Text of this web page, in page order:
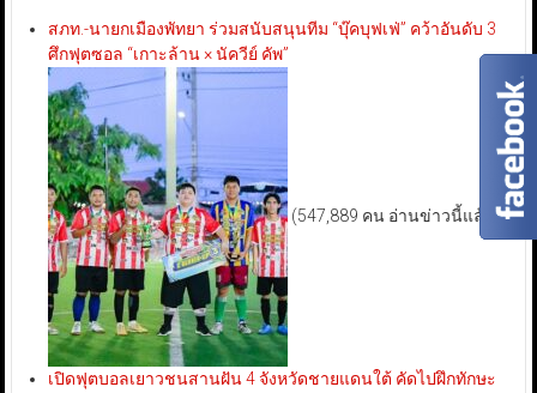
สภท.-นายกเมืองพัทยา ร่วมสนับสนุนทีม “บุ๊คบุฟเฟ่” คว้าอันดับ 3
ศึกฟุตซอล “เกาะล้าน × นัควีย์ คัพ”
(547,889 คน อ่านข่าวนี้แล้ว)
เปิดฟุตบอลเยาวชนสานฝัน 4 จังหวัดชายแดนใต้ คัดไปฝึกทักษะ